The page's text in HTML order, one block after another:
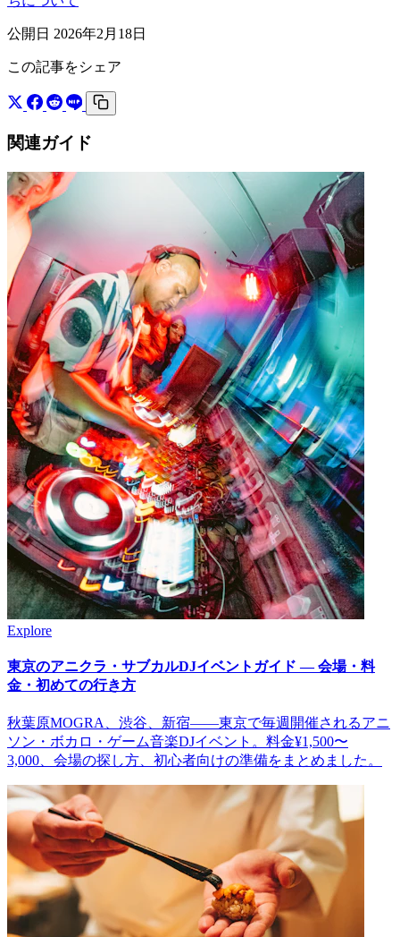
公開日 2026年2月18日
この記事をシェア
関連ガイド
Explore
東京のアニクラ・サブカルDJイベントガイド — 会場・料
金・初めての行き方
秋葉原MOGRA、渋谷、新宿——東京で毎週開催されるアニ
ソン・ボカロ・ゲーム音楽DJイベント。料金¥1,500〜
3,000、会場の探し方、初心者向けの準備をまとめました。